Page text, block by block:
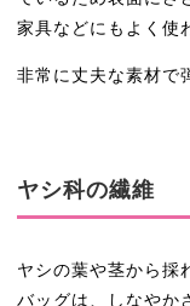
家具などにもよく使
非常に丈夫な素材で
ヤシ科の繊維
ヤシの葉や茎から採
バッグは、しなやか